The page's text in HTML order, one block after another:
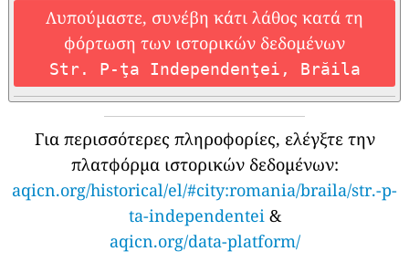
Λυπούμαστε, συνέβη κάτι λάθος κατά τη
φόρτωση των ιστορικών δεδομένων
Str. P-ţa Independenţei, Brăila
Για περισσότερες πληροφορίες, ελέγξτε την
πλατφόρμα ιστορικών δεδομένων:
aqicn.org/historical/el/#city:romania/braila/str.-p-
ta-independentei&
aqicn.org/data-platform/